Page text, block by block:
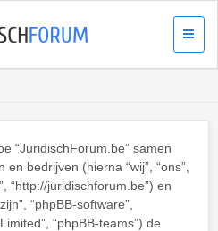
“JuridischForum.be” samen
bedrijven (hierna “wij”, “ons”,
“http://juridischforum.be”) en
“phpBB-software”,
“phpBB-teams”) de